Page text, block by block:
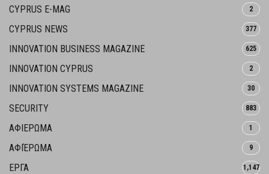
CYPRUS E-MAG 2
CYPRUS NEWS 377
INNOVATION BUSINESS MAGAZINE 625
INNOVATION CYPRUS 2
INNOVATION SYSTEMS MAGAZINE 30
SECURITY 883
ΑΦΙΕΡΩΜΑ 1
ΑΦΙΈΡΩΜΑ 9
ΕΡΓΑ 1,147